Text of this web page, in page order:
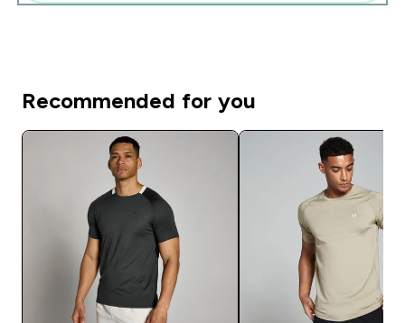
Recommended for you